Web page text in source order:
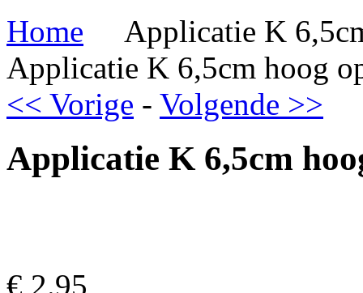
Home
Applicatie K
Applicatie K 6,5cm hoog
<< Vorige - Volgende >>
Applicatie K 6,5cm
€ 2.95